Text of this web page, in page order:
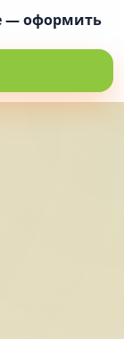
— оформить